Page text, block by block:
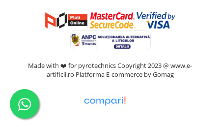
Made with ❤️ for pyrotechnics Copyright 2023 @ www.e-
artificii.ro Platforma E-commerce by Gomag